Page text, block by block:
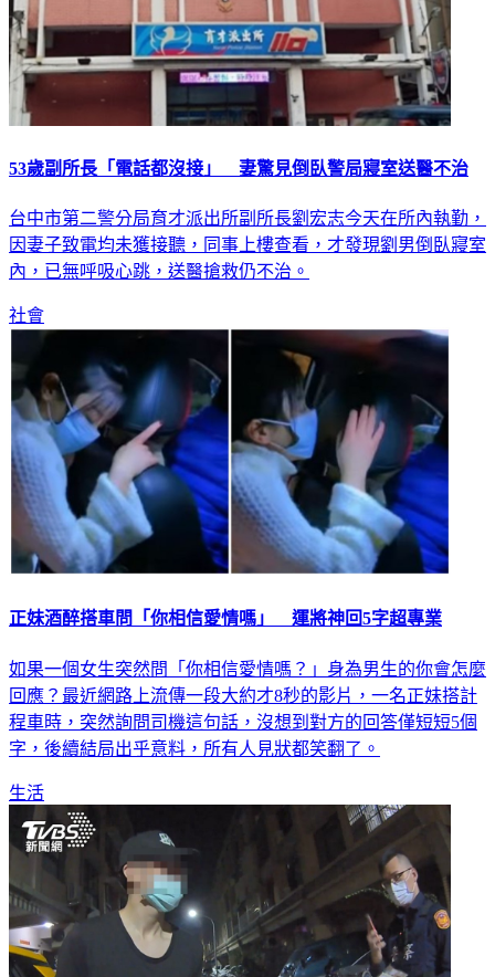
53歲副所長「電話都沒接」 妻驚見倒臥警局寢室送醫不治
台中市第二警分局育才派出所副所長劉宏志今天在所內執勤，
因妻子致電均未獲接聽，同事上樓查看，才發現劉男倒臥寢室
內，已無呼吸心跳，送醫搶救仍不治。
社會
正妹酒醉搭車問「你相信愛情嗎」 運將神回5字超專業
如果一個女生突然問「你相信愛情嗎？」身為男生的你會怎麼
回應？最近網路上流傳一段大約才8秒的影片，一名正妹搭計
程車時，突然詢問司機這句話，沒想到對方的回答僅短短5個
字，後續結局出乎意料，所有人見狀都笑翻了。
生活